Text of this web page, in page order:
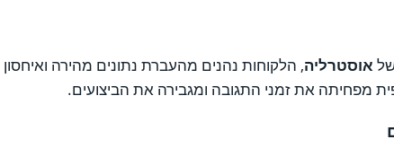
אוסטרליה, הלקוחות נהנים מהעברת נתונים מהירה
מפחיתה את זמני התגובה ומגבירה את הביצועים.